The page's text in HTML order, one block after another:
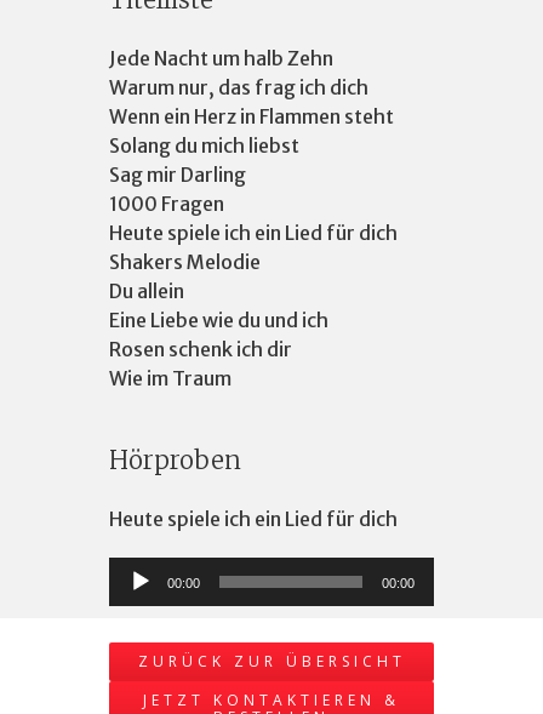
Jede Nacht um halb Zehn
Warum nur, das frag ich dich
Wenn ein Herz in Flammen steht
Solang du mich liebst
Sag mir Darling
1000 Fragen
Heute spiele ich ein Lied für dich
Shakers Melodie
Du allein
Eine Liebe wie du und ich
Rosen schenk ich dir
Wie im Traum
Hörproben
Heute spiele ich ein Lied für dich
Audio-
Player
00:00 00:00
ZURÜCK ZUR ÜBERSICHT
JETZT KONTAKTIEREN &